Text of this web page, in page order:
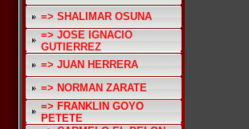
=> SHALIMAR OSUNA
=> JOSE IGNACIO
GUTIERREZ
=> JUAN HERRERA
=> NORMAN ZARATE
=> FRANKLIN GOYO
PETETE